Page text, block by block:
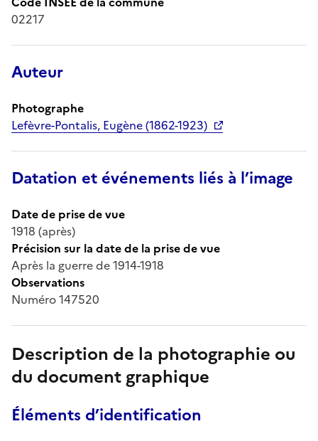
02217
Auteur
Photographe
Lefèvre-Pontalis, Eugène (1862-1923)
Datation et événements liés à l’image
Date de prise de vue
1918 (après)
Précision sur la date de la prise de vue
Après la guerre de 1914-1918
Observations
Numéro 147520
Description de la photographie ou
du document graphique
Éléments d’identification